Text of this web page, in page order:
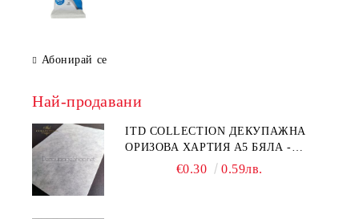
Абонирай се
Най-продавани
ITD COLLECTION ДЕКУПАЖНА
ОРИЗОВА ХАРТИЯ А5 БЯЛА -
€0.30 0.59лв.